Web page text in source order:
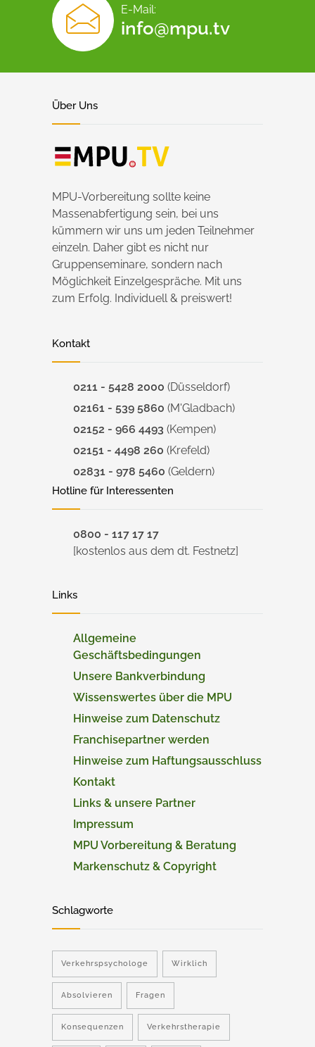
E-Mail:
info@mpu.tv
Über Uns
MPU-Vorbereitung sollte keine
Massenabfertigung sein, bei uns
kümmern wir uns um jeden Teilnehmer
einzeln. Daher gibt es nicht nur
Gruppenseminare, sondern nach
Möglichkeit Einzelgespräche. Mit uns
zum Erfolg. Individuell & preiswert!
Kontakt
0211 - 5428 2000 (Düsseldorf)
02161 - 539 5860 (M'Gladbach)
02152 - 966 4493 (Kempen)
02151 - 4498 260 (Krefeld)
02831 - 978 5460 (Geldern)
Hotline für Interessenten
0800 - 117 17 17
[kostenlos aus dem dt. Festnetz]
Links
Allgemeine
Geschäftsbedingungen
Unsere Bankverbindung
Wissenswertes über die MPU
Hinweise zum Datenschutz
Franchisepartner werden
Hinweise zum Haftungsausschluss
Kontakt
Links & unsere Partner
Impressum
MPU Vorbereitung & Beratung
Markenschutz & Copyright
Schlagworte
Verkehrspsychologe Wirklich
Absolvieren Fragen
Konsequenzen Verkehrstherapie